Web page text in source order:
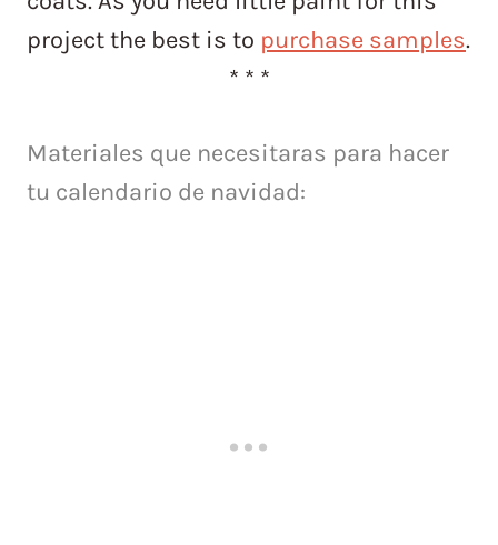
project the best is to purchase samples.
* * *
Materiales que necesitaras para hacer
tu calendario de navidad: